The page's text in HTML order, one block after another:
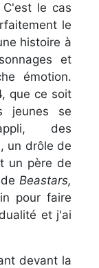
le cas
le
histoire à
et
émotion.
que ce soit
jeunes se
des
un drôle de
un père de
Beastars,
pour faire
et j'ai
devant la